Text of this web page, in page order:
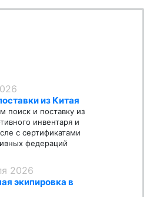
из Китая
поиск и поставку из
инвентаря и
с сертификатами
федераций
2026
экипировка в